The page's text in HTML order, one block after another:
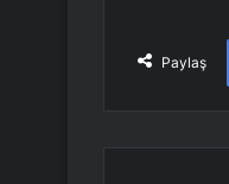
Paylaş